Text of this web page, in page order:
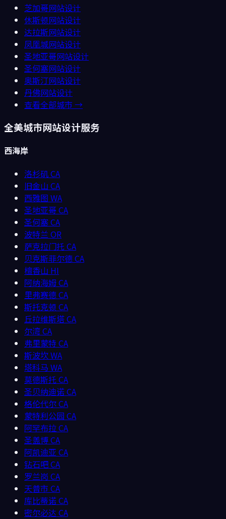
芝加哥网站设计
休斯顿网站设计
达拉斯网站设计
凤凰城网站设计
圣地亚哥网站设计
圣何塞网站设计
奥斯汀网站设计
丹佛网站设计
查看全部城市 →
全美城市网站设计服务
西海岸
洛杉矶CA
旧金山 CA
西雅图 WA
圣地亚哥 CA
圣何塞CA
波特兰 OR
萨克拉门托 CA
贝克斯菲尔德CA
檀香山 HI
阿纳海姆CA
里弗赛德CA
斯托克顿 CA
丘拉维斯塔CA
尔湾CA
弗里蒙特 CA
斯波坎WA
塔科马 WA
莫德斯托 CA
圣贝纳迪诺CA
格伦代尔CA
蒙特利公园 CA
阿罕布拉CA
圣盖博CA
阿凯迪亚 CA
钻石吧CA
罗兰岗 CA
天普市 CA
库比蒂诺CA
密尔必达 CA